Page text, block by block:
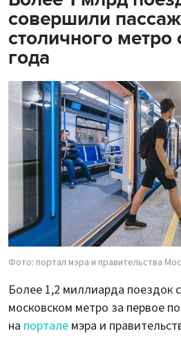
совершили
столичного метро
года
Фото: портал мэра и правительства
Более 1,2 миллиарда поездок
московском метро за первое
на портале мэра и